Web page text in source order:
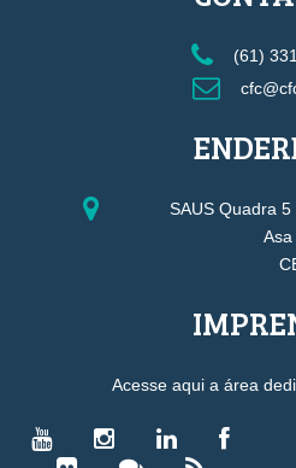
(61)
SAUS Quadra
Acesse aqui a área